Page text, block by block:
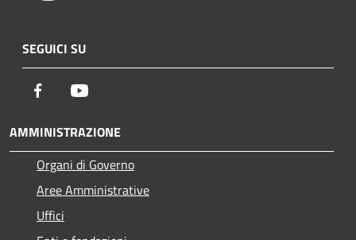
SEGUICI SU
Facebook
AMMINISTRAZIONE
Organi di Governo
Aree Amministrative
Uffici